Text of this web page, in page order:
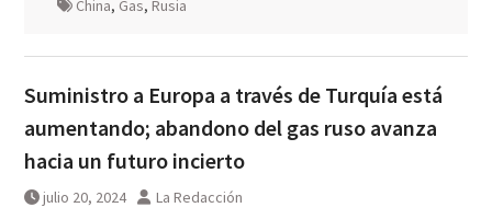
China, Gas, Rusia
Suministro a Europa a través de Turquía está
aumentando; abandono del gas ruso avanza
hacia un futuro incierto
julio 20, 2024 La Redacción